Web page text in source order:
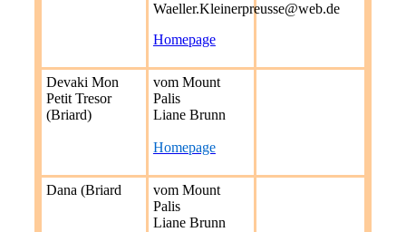
Waeller.Kleinerpreusse@web.de
Homepage
Devaki Mon
Petit Tresor
(Briard)
vom Mount
Palis
Liane Brunn
Homepage
Dana (Briard
vom Mount
Palis
Liane Brunn